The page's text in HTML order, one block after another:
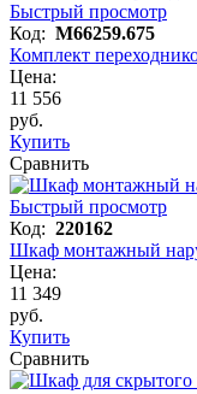
Быстрый просмотр
Код: M66259.675
Комплект
Цена:
11 556
руб.
Купить
Сравнить
Быстрый просмотр
Код: 220162
Шкаф монтажный
Цена:
11 349
руб.
Купить
Сравнить